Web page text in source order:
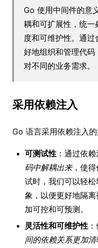
Go 使用中间件的意
耦和可扩展性，统
度和可维护性。通
好地组织和管理代
对不同的业务需求。
采用依赖注入
Go 语言采用依赖注入
可测试性 ：通过依
码中解耦出来，使得
试时，我们可以轻
象，以便更好地隔
加可控和可预测。
灵活性和可维护性
间的依赖关系更加